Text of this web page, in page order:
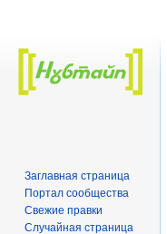
Заглавная страница
Портал сообщества
Свежие правки
Случайная страница